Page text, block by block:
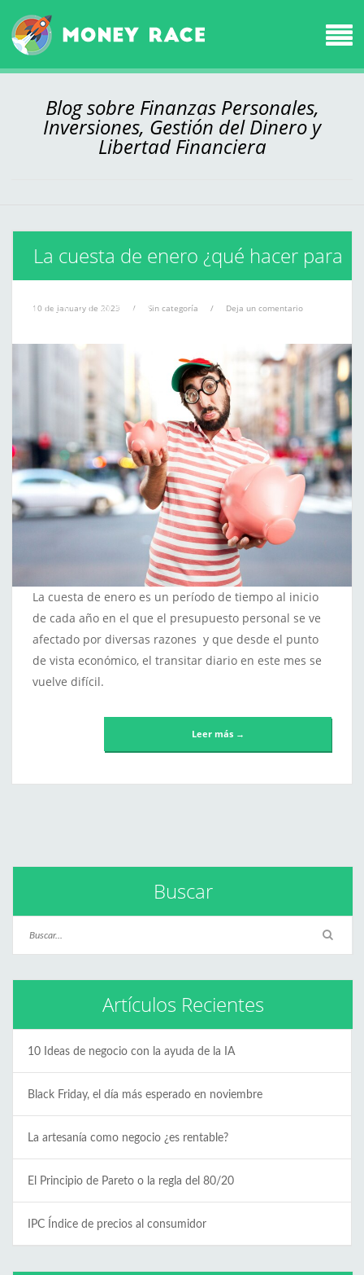
Blog sobre Finanzas Personales,
Inversiones, Gestión del Dinero y
Libertad Financiera
La cuesta de enero ¿qué hacer para
sobrevivir a ella?
10 de January de 2023 / Sin categoría / Deja un comentario
La cuesta de enero es un período de tiempo al inicio
de cada año en el que el presupuesto personal se ve
afectado por diversas razones y que desde el punto
de vista económico, el transitar diario en este mes se
vuelve difícil.
Leer más →
Buscar
Artículos Recientes
10 Ideas de negocio con la ayuda de la IA
Black Friday, el día más esperado en noviembre
La artesanía como negocio ¿es rentable?
El Principio de Pareto o la regla del 80/20
IPC Índice de precios al consumidor